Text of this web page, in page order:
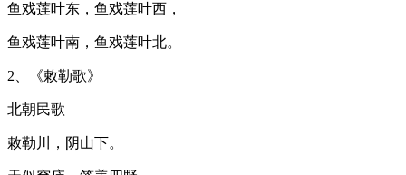
鱼戏莲叶东，鱼戏莲叶西，
鱼戏莲叶南，鱼戏莲叶北。
2、《敕勒歌》
北朝民歌
敕勒川，阴山下。